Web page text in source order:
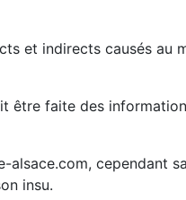
et indirects causés au
être faite des
alsace.com, cependant
insu.